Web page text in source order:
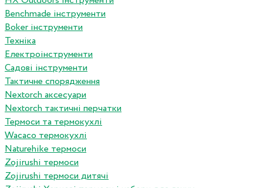
Benchmade інструменти
Boker інструменти
Техніка
Електроінструменти
Садові інструменти
Тактичне спорядження
Nextorch аксесуари
Nextorch тактичні перчатки
Термоси та термокухлі
Wacaco термокухлі
Naturehike термоси
Zojirushi термоси
Zojirushi термоси дитячі